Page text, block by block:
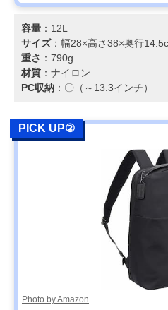
容量 ：12L
サイズ：幅28×高さ38×奥行
重さ ：790g
材質 ：ナイロン
PC収納 ：〇（～13.3インチ）
PICK UP②
Photo by Amazon